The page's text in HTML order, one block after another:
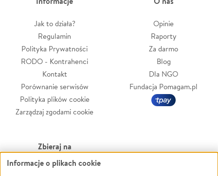
Jak to działa?
Regulamin
Polityka Prywatności
RODO - Kontrahenci
Kontakt
Porównanie serwisów
Polityka plików cookie
Zarządzaj zgodami cookie
Opinie
Raporty
Za darmo
Blog
Dla NGO
Fundacja Pomagam.pl
Zbieraj na
Leczenie
Informacje o plikach cookie